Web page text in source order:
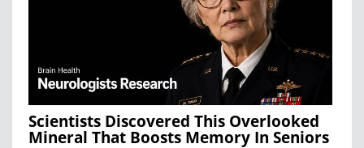
Scientists Discovered This Overlooked
Mineral That Boosts Memory In Seniors